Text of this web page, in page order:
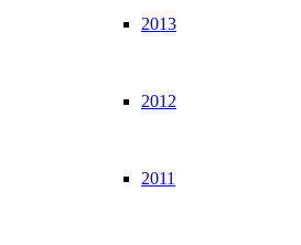
2013
2012
2011